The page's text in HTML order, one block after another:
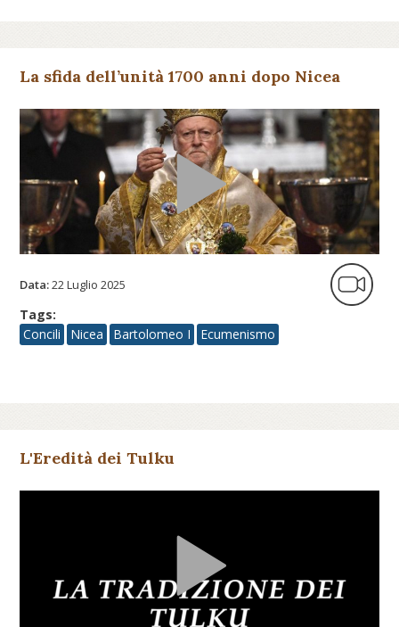
La sfida dell’unità 1700 anni dopo Nicea
Data:22 Luglio 2025
Tags:
Concili
Nicea Bartolomeo I Ecumenismo
L'Eredità dei Tulku